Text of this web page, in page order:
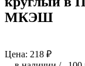
МКЭШ
Цена: 218 ₽